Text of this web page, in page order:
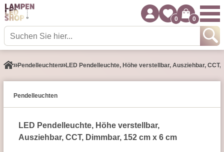
0 0
Pendel­leuchten LED Pendelleuchte, Höhe verstellbar, Ausziehbar,
Pendel­leuchten
LED Pendelleuchte, Höhe verstellbar,
Ausziehbar, CCT, Dimmbar, 152 cm x 6 cm